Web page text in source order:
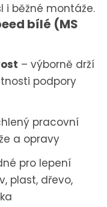
i běžné montáže.
bílé (MS
– výborně drží
podpory
pracovní
a opravy
pro lepení
plast, dřevo,